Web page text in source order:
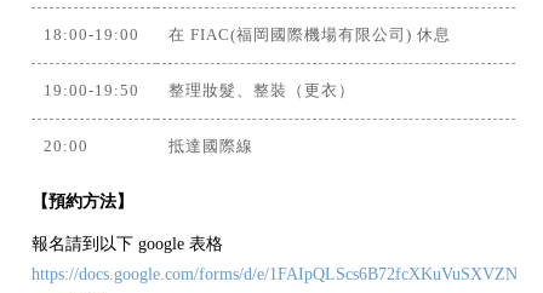
18:00-19:00 在 FIAC(福岡國際機場有限公司) 休息
19:00-19:50 整理妝髮、整裝（更衣）
20:00 抵達國際線
【預約方法】
報名請到以下 google 表格
https://docs.google.com/forms/d/e/